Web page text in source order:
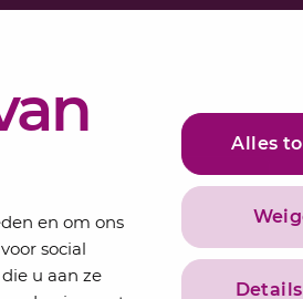
en om ons
social
u aan ze
Alles
bundelen de adviseurs van